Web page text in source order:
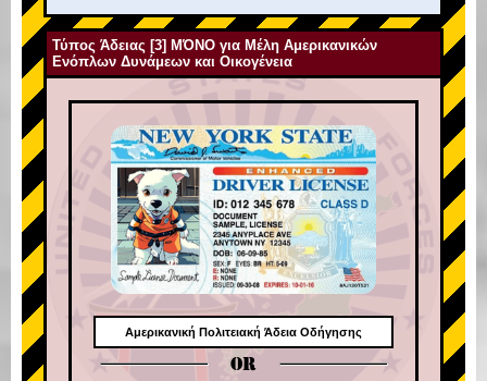
Τύπος Άδειας [3] ΜΌΝΟ για Μέλη Αμερικανικών
Ενόπλων Δυνάμεων και Οικογένεια
Αμερικανική Πολιτειακή Άδεια Οδήγησης
OR